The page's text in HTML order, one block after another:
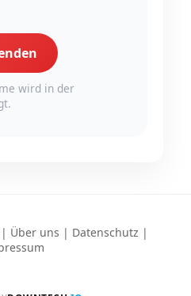
wird in der
Über uns | Datenschutz |